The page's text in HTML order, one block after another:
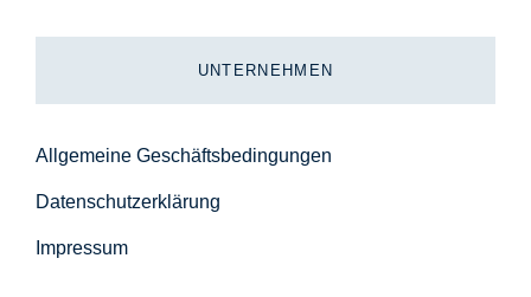
UNTERNEHMEN
Allgemeine Geschäftsbedingungen
Datenschutzerklärung
Impressum